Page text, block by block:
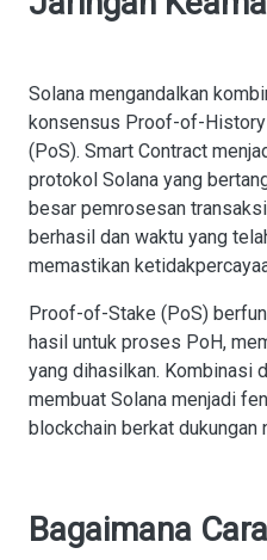
Solana mengandalkan
konsensus Proof-of-
(PoS). Smart Contract
protokol Solana yang
besar pemrosesan
berhasil dan waktu yang
memastikan
Proof-of-Stake (PoS)
hasil untuk proses PoH,
yang dihasilkan. Kombinasi
membuat Solana menjadi
blockchain berkat dukungan
Bagaimana